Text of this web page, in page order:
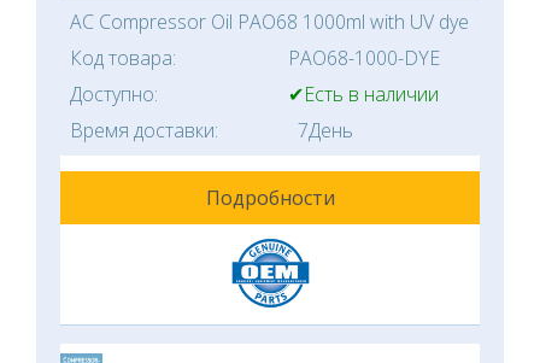
AC Compressor Oil PAO68 1000ml with UV dye
Код товара:
PAO68-1000-DYE
Доступно:
✔Есть в наличии
Время доставки:
7День
Подробности